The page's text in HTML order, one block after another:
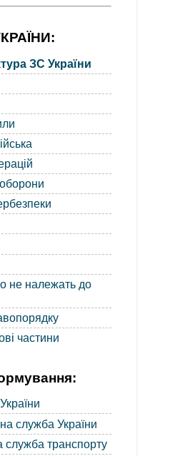
ЗС України
не належать до
частини
служба України
служба транспорту